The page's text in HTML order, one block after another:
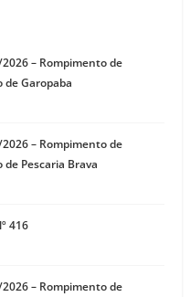
– Rompimento de
Garopaba
– Rompimento de
Pescaria Brava
416
– Rompimento de